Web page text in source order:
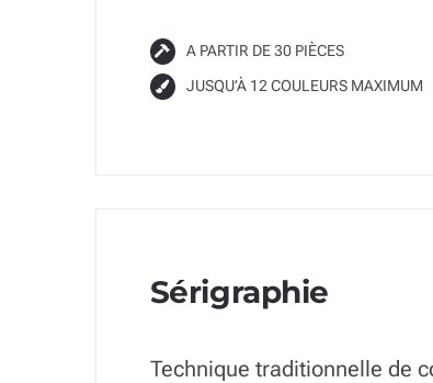
A PARTIR DE 30 PIÈCES
JUSQU’À 12 COULEURS MAXIMUM
Sérigraphie
Technique traditionnelle de